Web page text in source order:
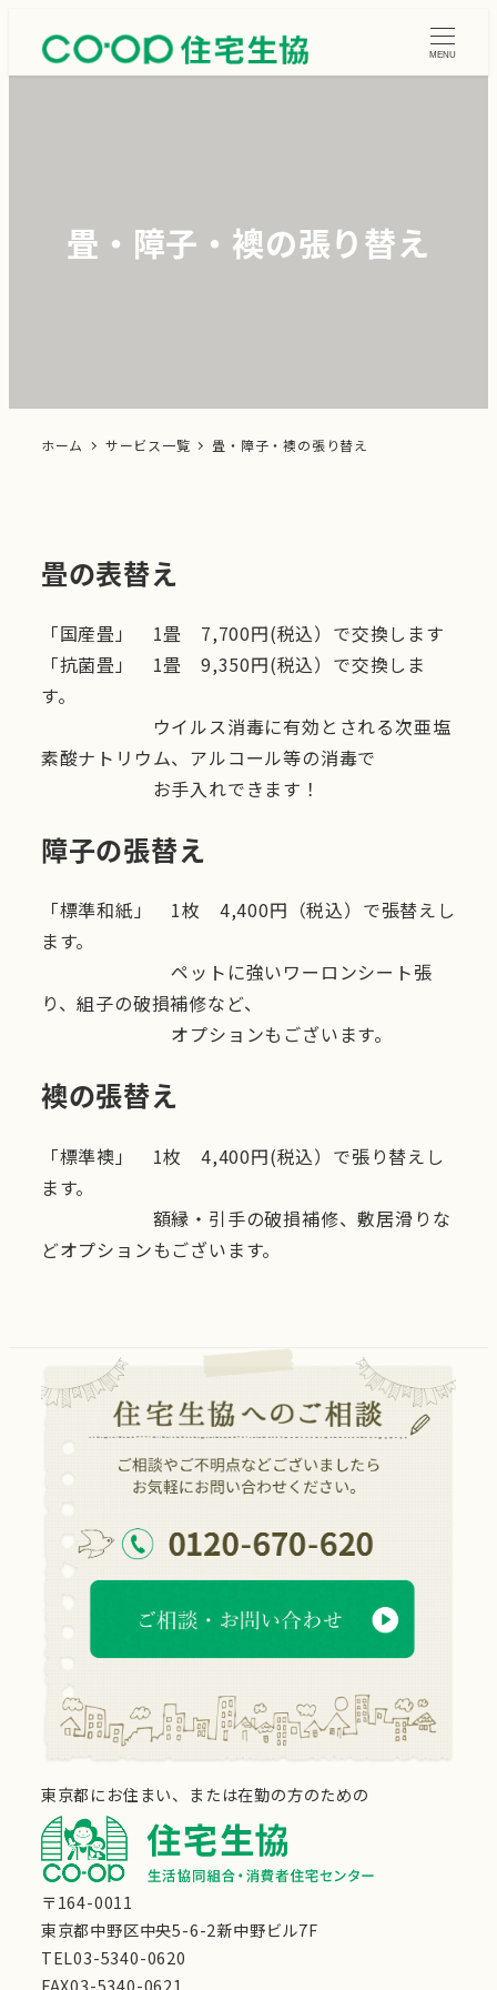
MENU
畳・障子・襖の張り替え
ホーム サービス一覧 畳・障子・襖の張り替え
畳の表替え
「国産畳」 1畳 7,700円(税込）で交換します
「抗菌畳」 1畳 9,350円(税込）で交換しま
す。
ウイルス消毒に有効とされる次亜塩
素酸ナトリウム、アルコール等の消毒で
お手入れできます！
障子の張替え
「標準和紙」 1枚 4,400円（税込）で張替えし
ます。
ペットに強いワーロンシート張
り、組子の破損補修など、
オプションもございます。
襖の張替え
「標準襖」 1枚 4,400円(税込）で張り替えし
ます。
額縁・引手の破損補修、敷居滑りな
どオプションもございます。
東京都にお住まい、または在勤の方のための
〒164-0011
東京都中野区中央5-6-2新中野ビル7F
TEL03-5340-0620